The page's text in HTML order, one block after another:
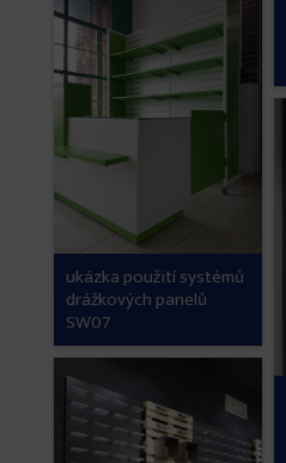
ukázka použití systémů
drážkových panelů
SW07